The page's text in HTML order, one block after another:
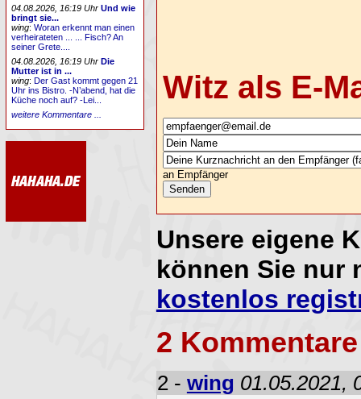
Witz als E-
an Empfänger
Unsere eigene
können Sie nur
kostenlos
2
2 - wing 01.05.2021,
04.08.2026, 16:19 Uhr Und wie
bringt sie...
wing:Woran erkennt man einen
verheirateten ... ... Fisch? An
seiner Grete....
04.08.2026, 16:19 Uhr Die
Mutter ist in ...
wing:Der Gast kommt gegen 21
Uhr ins Bistro. -N’abend, hat die
Küche noch auf? -Lei...
weitere Kommentare ...